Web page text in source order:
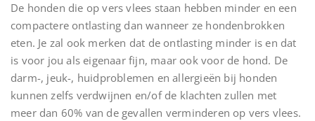
De honden die op vers vlees staan hebben minder en een
compactere ontlasting dan wanneer ze hondenbrokken
eten. Je zal ook merken dat de ontlasting minder is en dat
is voor jou als eigenaar fijn, maar ook voor de hond. De
darm-, jeuk-, huidproblemen en allergieën bij honden
kunnen zelfs verdwijnen en/of de klachten zullen met
meer dan 60% van de gevallen verminderen op vers vlees.